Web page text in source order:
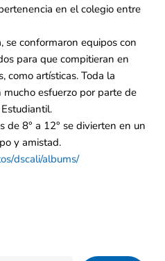
en el colegio entre
se conformaron equipos con
para que compitieran en
como artísticas. Toda la
esfuerzo por parte de
de 8° a 12° se divierten en un
y amistad.
dscali/albums/